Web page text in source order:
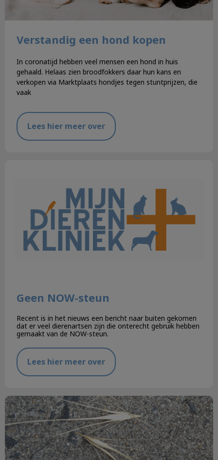
Verstandig een hond kopen
In coronatijd hebben veel mensen een hond in huis
gehaald. Helaas zien broodfokkers daar hun kans en
verkopen via Marktplaats hondjes tegen stuntprijzen, die
vaak
Lees hier meer over
Geen NOW-steun
Recent is in het nieuws een bericht naar buiten gekomen
dat er veel dierenartsen zijn die onterecht gebruik hebben
gemaakt van de NOW-steun.
Lees hier meer over
Pas op voor grasaartjes!